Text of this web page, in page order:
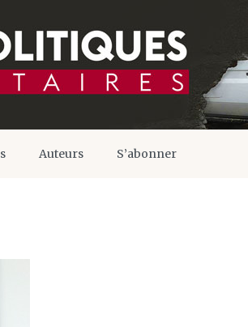
Auteurs S’abonner